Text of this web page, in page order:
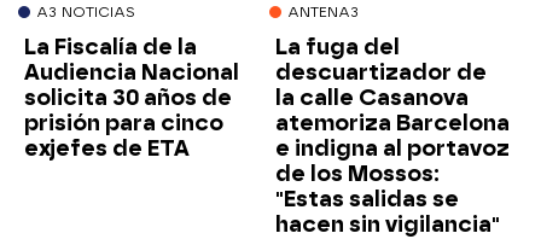
A3 NOTICIAS
La Fiscalía de la
Audiencia Nacional
solicita 30 años de
prisión para cinco
exjefes de ETA
ANTENA3
La fuga del
descuartizador de
la calle Casanova
atemoriza Barcelona
e indigna al portavoz
de los Mossos:
"Estas salidas se
hacen sin vigilancia"